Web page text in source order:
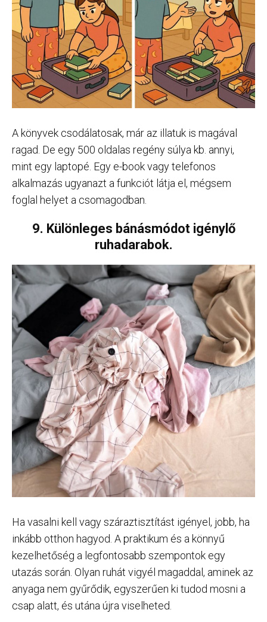
A könyvek csodálatosak, már az illatuk is magával
ragad. De egy 500 oldalas regény súlya kb. annyi,
mint egy laptopé. Egy e-book vagy telefonos
alkalmazás ugyanazt a funkciót látja el, mégsem
foglal helyet a csomagodban.
9. Különleges bánásmódot igénylő
ruhadarabok.
Ha vasalni kell vagy száraztisztítást igényel, jobb, ha
inkább otthon hagyod. A praktikum és a könnyű
kezelhetőség a legfontosabb szempontok egy
utazás során. Olyan ruhát vigyél magaddal, aminek az
anyaga nem gyűrődik, egyszerűen ki tudod mosni a
csap alatt, és utána újra viselheted.